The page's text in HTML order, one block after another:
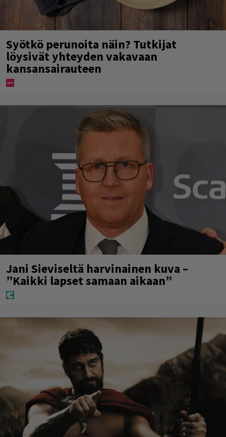
Syötkö perunoita näin? Tutkijat
löysivät yhteyden vakavaan
kansansairauteen
Jani Sieviseltä harvinainen kuva –
”Kaikki lapset samaan aikaan”